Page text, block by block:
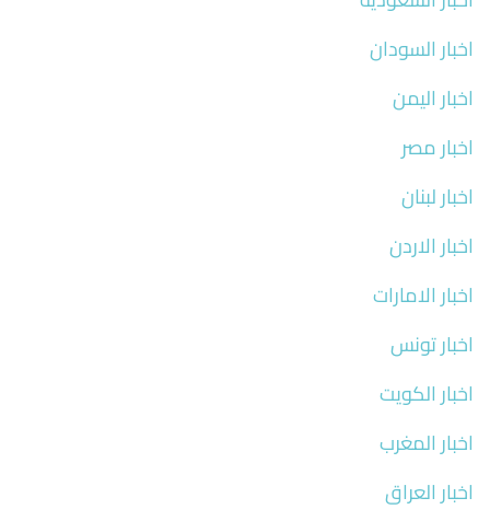
اخبار السودان
اخبار اليمن
اخبار مصر
اخبار لبنان
اخبار الاردن
اخبار الامارات
اخبار تونس
اخبار الكويت
اخبار المغرب
اخبار العراق